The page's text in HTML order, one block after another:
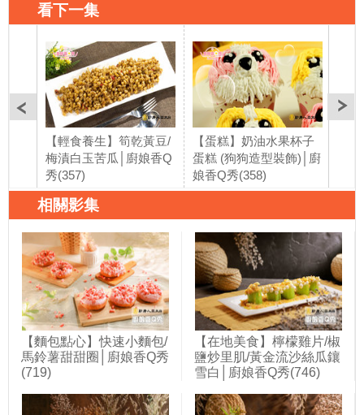
看下一集
【輕食養生】筍乾黃豆/
梅漬白玉苦瓜│廚娘香Q
秀(357)
【蛋糕】奶油水果杯子
蛋糕 (狗狗造型裝飾)│廚
娘香Q秀(358)
相關影集
【麵包點心】快速小麵包/
馬鈴薯甜甜圈│廚娘香Q秀
(719)
【在地美食】檸檬雞片/椒
鹽炒里肌/黃金流沙絲瓜鑲
雪白│廚娘香Q秀(746)